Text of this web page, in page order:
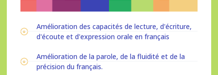
Amélioration des capacités de lecture, d'écriture,
d'écoute et d'expression orale en français
Amélioration de la parole, de la fluidité et de la
précision du français.